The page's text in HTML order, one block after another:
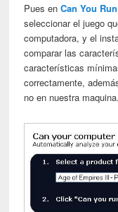
Pues enCan You
seleccionar el juego
computadora, y el
comparar las
características
correctamente,
no en nuestra maquina.